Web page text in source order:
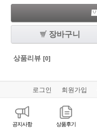
장바구니
상품리뷰 [0]
로그인 회원가입
공지사항 상품후기